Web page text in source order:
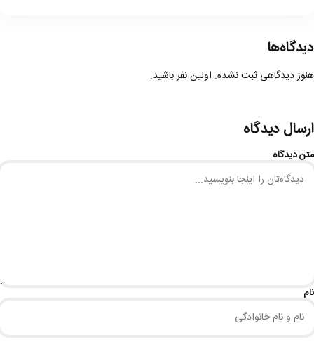
دیدگاه‌ها
هنوز دیدگاهی ثبت نشده. اولین نفر باشید.
ارسال دیدگاه
متن دیدگاه
نام